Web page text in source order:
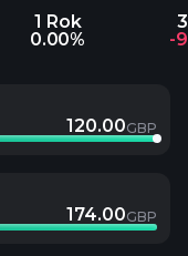
1 Rok
0.00%
-
120.00GBP
174.00GBP